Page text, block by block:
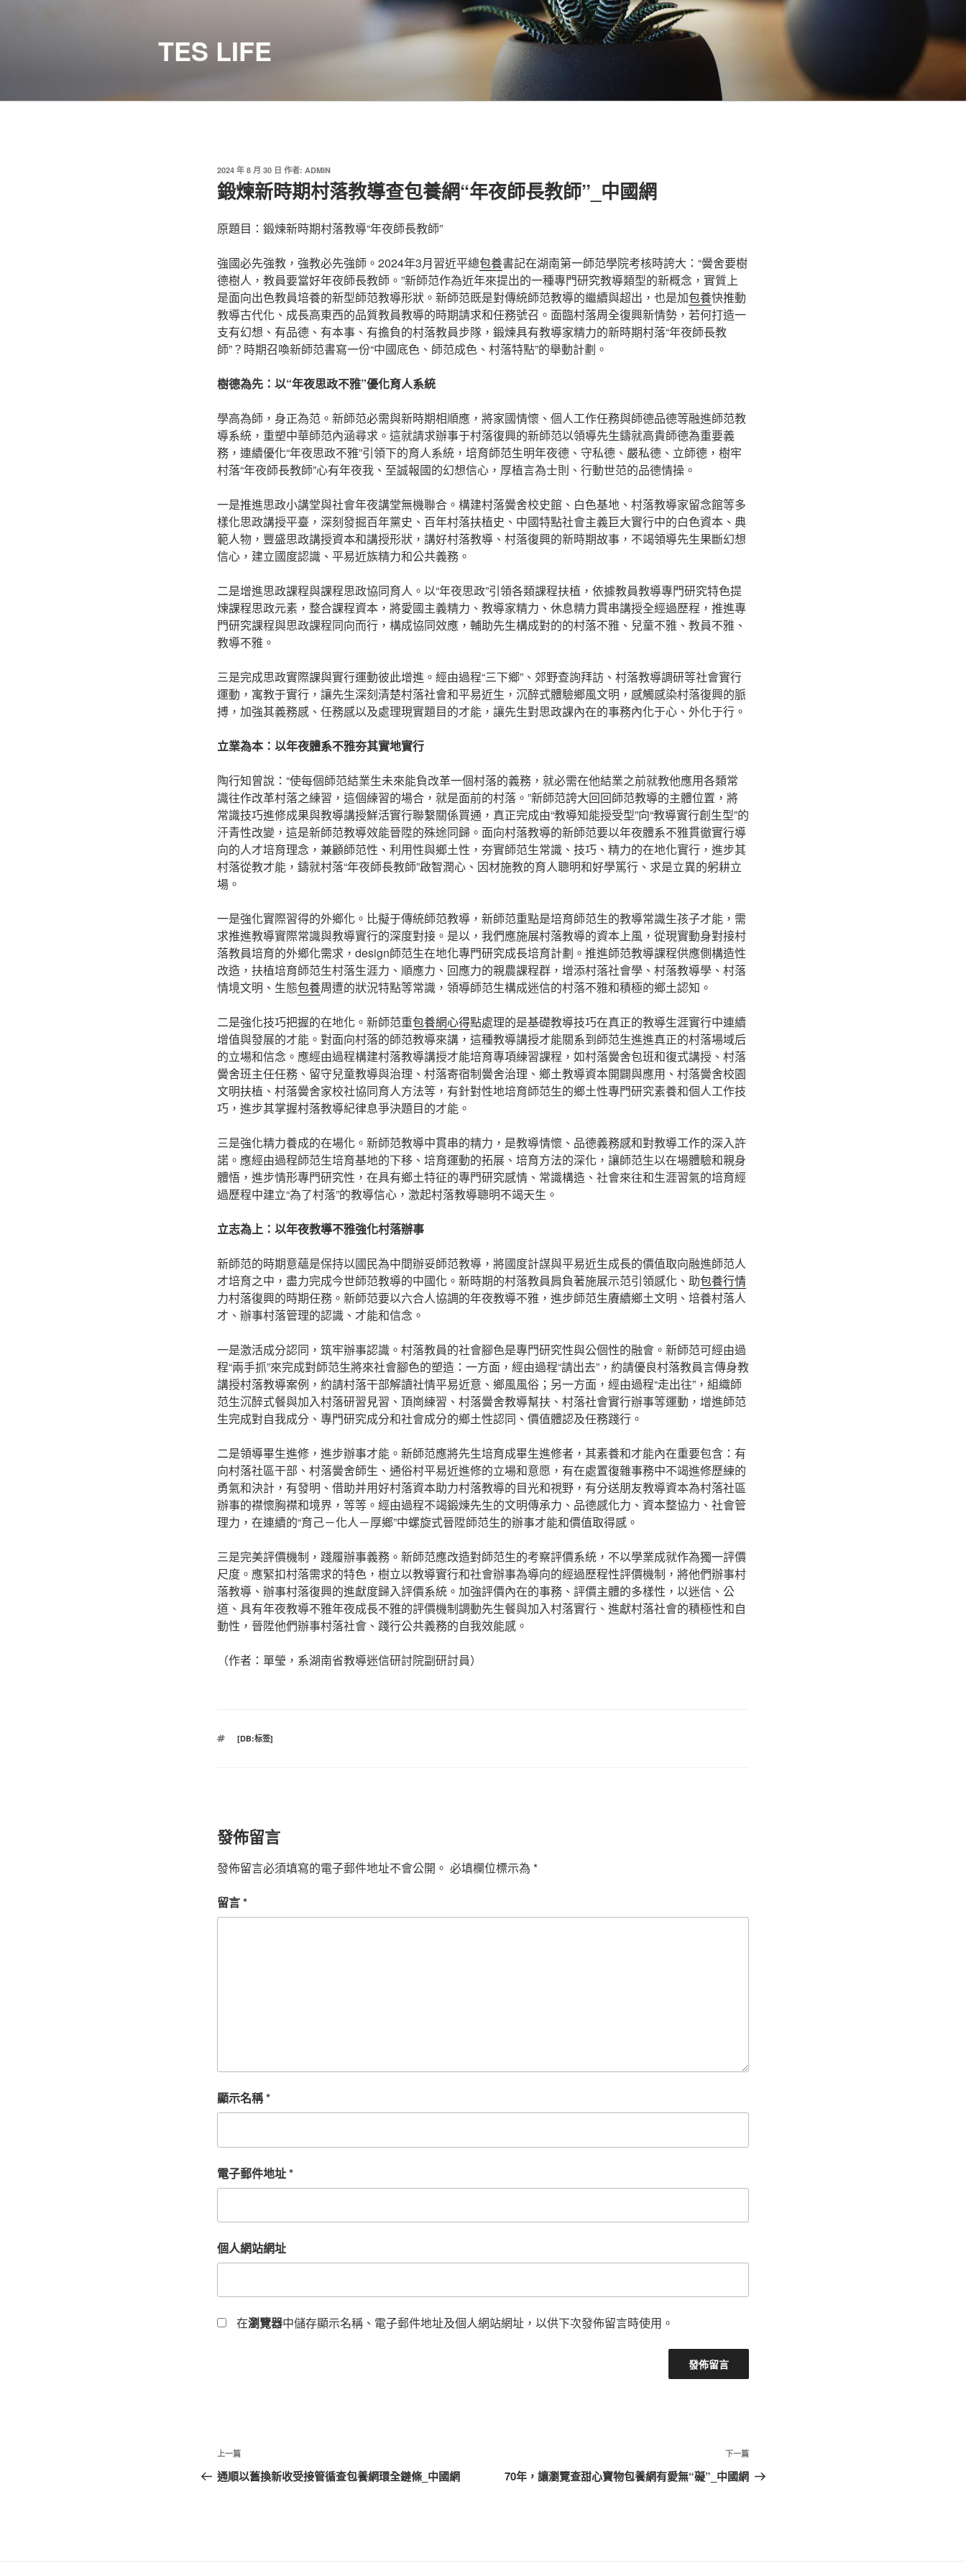
TES LIFE
發
佈
於
2024 年 8 月 30 日 作者: ADMIN
鍛煉新時期村落教導查包養網“年夜師長教師”_中國網
原題目：鍛煉新時期村落教導“年夜師長教師”
強國必先強教，強教必先強師。2024年3月習近平總包養書記在湖南第一師范學院考核時誇大：“黌舍要樹
德樹人，教員要當好年夜師長教師。”新師范作為近年來提出的一種專門研究教導類型的新概念，實質上
是面向出色教員培養的新型師范教導形狀。新師范既是對傳統師范教導的繼續與超出，也是加包養快推動
教導古代化、成長高東西的品質教員教導的時期請求和任務號召。面臨村落周全復興新情勢，若何打造一
支有幻想、有品德、有本事、有擔負的村落教員步隊，鍛煉具有教導家精力的新時期村落“年夜師長教
師”？時期召喚新師范書寫一份“中國底色、師范成色、村落特點”的舉動計劃。
樹德為先：以“年夜思政不雅”優化育人系統
學高為師，身正為范。新師范必需與新時期相順應，將家國情懷、個人工作任務與師德品德等融進師范教
導系統，重塑中華師范內涵尋求。這就請求辦事于村落復興的新師范以領導先生鑄就高貴師德為重要義
務，連續優化“年夜思政不雅”引領下的育人系統，培育師范生明年夜德、守私德、嚴私德、立師德，樹牢
村落“年夜師長教師”心有年夜我、至誠報國的幻想信心，厚植言為士則、行動世范的品德情操。
一是推進思政小講堂與社會年夜講堂無機聯合。構建村落黌舍校史館、白色基地、村落教導家留念館等多
樣化思政講授平臺，深刻發掘百年黨史、百年村落扶植史、中國特點社會主義巨大實行中的白色資本、典
範人物，豐盛思政講授資本和講授形狀，講好村落教導、村落復興的新時期故事，不竭領導先生果斷幻想
信心，建立國度認識、平易近族精力和公共義務。
二是增進思政課程與課程思政協同育人。以“年夜思政”引領各類課程扶植，依據教員教導專門研究特色提
煉課程思政元素，整合課程資本，將愛國主義精力、教導家精力、休息精力貫串講授全經過歷程，推進專
門研究課程與思政課程同向而行，構成協同效應，輔助先生構成對的的村落不雅、兒童不雅、教員不雅、
教導不雅。
三是完成思政實際課與實行運動彼此增進。經由過程“三下鄉”、郊野查詢拜訪、村落教導調研等社會實行
運動，寓教于實行，讓先生深刻清楚村落社會和平易近生，沉醉式體驗鄉風文明，感觸感染村落復興的脈
搏，加強其義務感、任務感以及處理現實題目的才能，讓先生對思政課內在的事務內化于心、外化于行。
立業為本：以年夜體系不雅夯其實地實行
陶行知曾說：“使每個師范結業生未來能負改革一個村落的義務，就必需在他結業之前就教他應用各類常
識往作改革村落之練習，這個練習的場合，就是面前的村落。”新師范誇大回回師范教導的主體位置，將
常識技巧進修成果與教導講授鮮活實行聯繫關係買通，真正完成由“教導知能授受型”向“教導實行創生型”的
汗青性改變，這是新師范教導效能晉陞的殊途同歸。面向村落教導的新師范要以年夜體系不雅貫徹實行導
向的人才培育理念，兼顧師范性、利用性與鄉土性，夯實師范生常識、技巧、精力的在地化實行，進步其
村落從教才能，鑄就村落“年夜師長教師”啟智潤心、因材施教的育人聰明和好學篤行、求是立異的躬耕立
場。
一是強化實際習得的外鄉化。比擬于傳統師范教導，新師范重點是培育師范生的教導常識生孩子才能，需
求推進教導實際常識與教導實行的深度對接。是以，我們應施展村落教導的資本上風，從現實動身對接村
落教員培育的外鄉化需求，design師范生在地化專門研究成長培育計劃。推進師范教導課程供應側構造性
改造，扶植培育師范生村落生涯力、順應力、回應力的親農課程群，增添村落社會學、村落教導學、村落
情境文明、生態包養周遭的狀況特點等常識，領導師范生構成迷信的村落不雅和積極的鄉土認知。
二是強化技巧把握的在地化。新師范重包養網心得點處理的是基礎教導技巧在真正的教導生涯實行中連續
增值與發展的才能。對面向村落的師范教導來講，這種教導講授才能關系到師范生進進真正的村落場域后
的立場和信念。應經由過程構建村落教導講授才能培育專項練習課程，如村落黌舍包班和復式講授、村落
黌舍班主任任務、留守兒童教導與治理、村落寄宿制黌舍治理、鄉土教導資本開闢與應用、村落黌舍校園
文明扶植、村落黌舍家校社協同育人方法等，有針對性地培育師范生的鄉土性專門研究素養和個人工作技
巧，進步其掌握村落教導紀律息爭決題目的才能。
三是強化精力養成的在場化。新師范教導中貫串的精力，是教導情懷、品德義務感和對教導工作的深入許
諾。應經由過程師范生培育基地的下移、培育運動的拓展、培育方法的深化，讓師范生以在場體驗和親身
體悟，進步情形專門研究性，在具有鄉土特征的專門研究感情、常識構造、社會來往和生涯習氣的培育經
過歷程中建立“為了村落”的教導信心，激起村落教導聰明不竭天生。
立志為上：以年夜教導不雅強化村落辦事
新師范的時期意蘊是保持以國民為中間辦妥師范教導，將國度計謀與平易近生成長的價值取向融進師范人
才培育之中，盡力完成今世師范教導的中國化。新時期的村落教員肩負著施展示范引領感化、助包養行情
力村落復興的時期任務。新師范要以六合人協調的年夜教導不雅，進步師范生賡續鄉土文明、培養村落人
才、辦事村落管理的認識、才能和信念。
一是激活成分認同，筑牢辦事認識。村落教員的社會腳色是專門研究性與公個性的融會。新師范可經由過
程“兩手抓”來完成對師范生將來社會腳色的塑造：一方面，經由過程“請出去”，約請優良村落教員言傳身教
講授村落教導案例，約請村落干部解讀社情平易近意、鄉風風俗；另一方面，經由過程“走出往”，組織師
范生沉醉式餐與加入村落研習見習、頂崗練習、村落黌舍教導幫扶、村落社會實行辦事等運動，增進師范
生完成對自我成分、專門研究成分和社會成分的鄉土性認同、價值體認及任務踐行。
二是領導畢生進修，進步辦事才能。新師范應將先生培育成畢生進修者，其素養和才能內在重要包含：有
向村落社區干部、村落黌舍師生、通俗村平易近進修的立場和意愿，有在處置復雜事務中不竭進修歷練的
勇氣和決計，有發明、借助并用好村落資本助力村落教導的目光和視野，有分送朋友教導資本為村落社區
辦事的襟懷胸襟和境界，等等。經由過程不竭鍛煉先生的文明傳承力、品德感化力、資本整協力、社會管
理力，在連續的“育己－化人－厚鄉”中螺旋式晉陞師范生的辦事才能和價值取得感。
三是完美評價機制，踐履辦事義務。新師范應改造對師范生的考察評價系統，不以學業成就作為獨一評價
尺度。應緊扣村落需求的特色，樹立以教導實行和社會辦事為導向的經過歷程性評價機制，將他們辦事村
落教導、辦事村落復興的進獻度歸入評價系統。加強評價內在的事務、評價主體的多樣性，以迷信、公
道、具有年夜教導不雅年夜成長不雅的評價機制調動先生餐與加入村落實行、進獻村落社會的積極性和自
動性，晉陞他們辦事村落社會、踐行公共義務的自我效能感。
（作者：單瑩，系湖南省教導迷信研討院副研討員）
標
[DB:标签]
發佈留言
發佈留言必須填寫的電子郵件地址不會公開。 必填欄位標示為 *
留言*
顯示名稱*
電子郵件地址*
個人網站網址
在瀏覽器中儲存顯示名稱、電子郵件地址及個人網站網址，以供下次發佈留言時使用。
文
章
上
一
上一篇
通順以舊換新收受接管循查包養網環全鏈條_中國網
下
一
下一篇
70年，讓瀏覽查甜心寶物包養網有愛無“礙”_中國網